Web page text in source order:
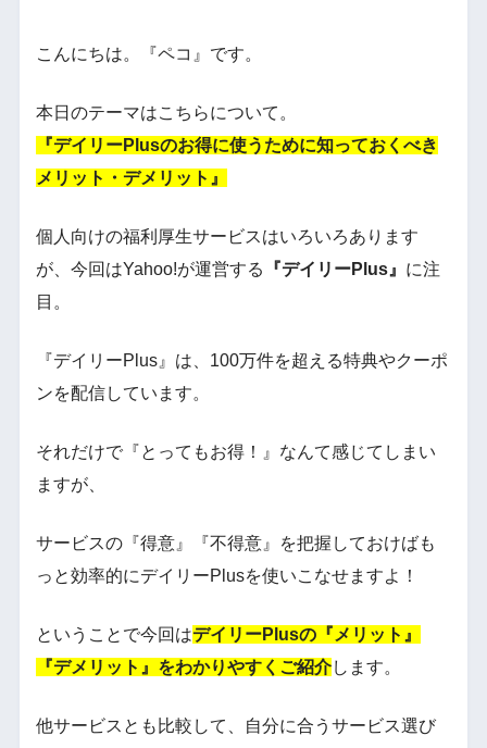
こんにちは。『ペコ』です。
本日のテーマはこちらについて。
『デイリーPlusのお得に使うために知っておくべき
メリット・デメリット』
個人向けの福利厚生サービスはいろいろあります
が、今回はYahoo!が運営する
『デイリーPlus』 に注
目。
『デイリーPlus』は、100万件を超える特典やクーポ
ンを配信しています。
それだけで『とってもお得！』なんて感じてしまい
ますが、
サービスの『得意』『不得意』を把握しておけばも
っと効率的にデイリーPlusを使いこなせますよ！
ということで今回はデイリーPlusの『メリット』
『デメリット』をわかりやすくご紹介します。
他サービスとも比較して、自分に合うサービス選び